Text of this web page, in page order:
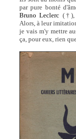
par pure bonté
Bruno Leclerc (†),
Alors, à leur
je vais m'y mettre
ça, pour eux, rien